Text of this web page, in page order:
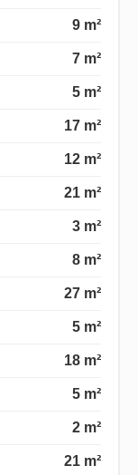
9 m²
7 m²
5 m²
17 m²
12 m²
21 m²
3 m²
8 m²
27 m²
5 m²
18 m²
5 m²
2 m²
21 m²